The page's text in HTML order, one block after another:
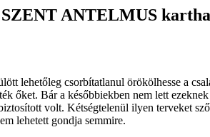
ANTELMUS
lehetőleg csorbítatlanul örökölhesse a
őket. Bár a későbbiekben nem lett
volt. Kétségtelenül ilyen terveket
lehetett gondja semmire.